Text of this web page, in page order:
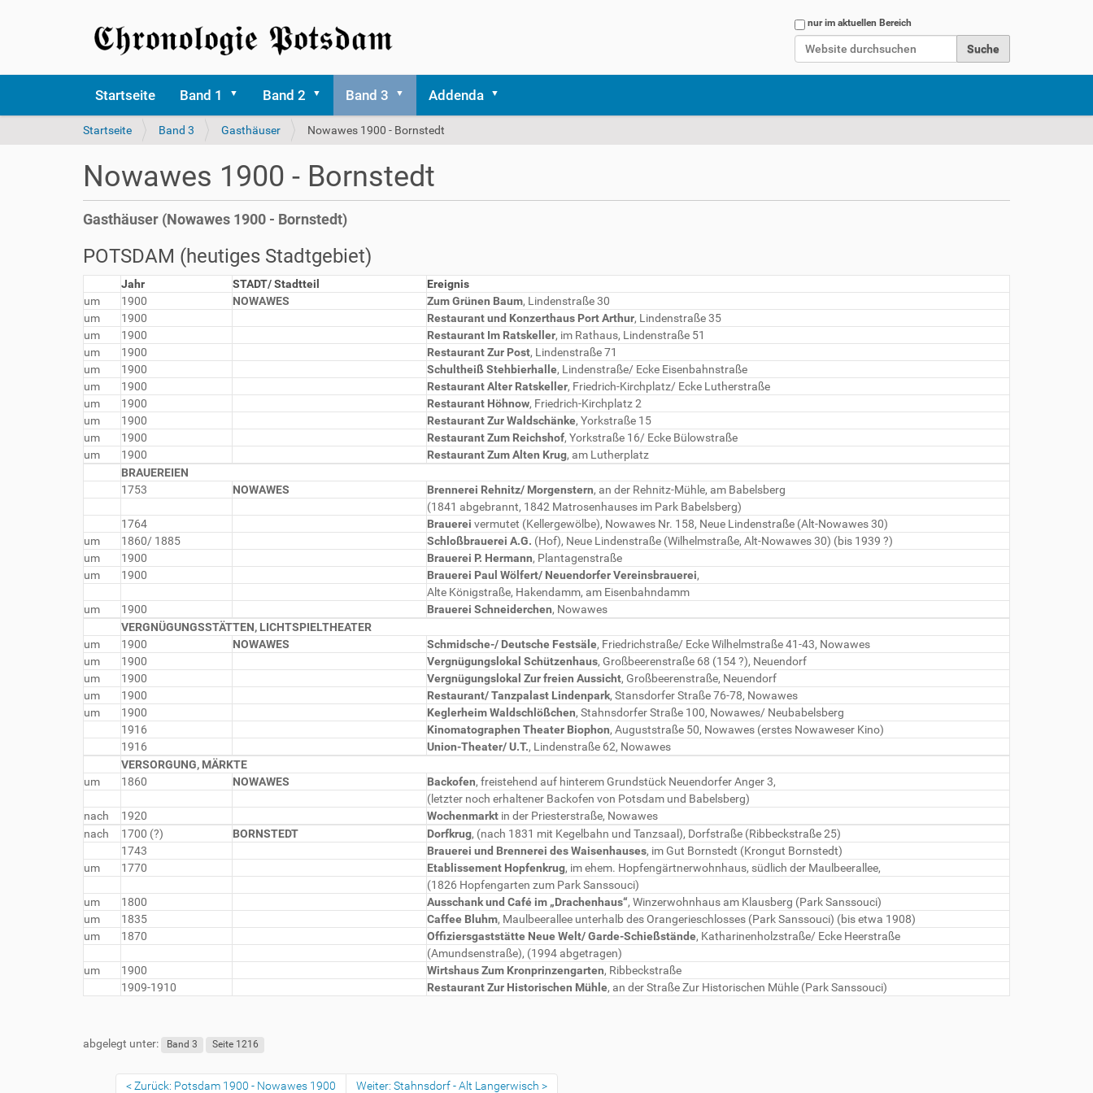
Website durchsuchen
nur im aktuellen Bereich
Startseite Band 1 Band 2 Band 3 Addenda
S
d
e
r
Startseite Band 3 Gasthäuser Nowawes 1900 - Bornstedt
Nowawes 1900 - Bornstedt
Gasthäuser (Nowawes 1900 - Bornstedt)
POTSDAM (heutiges Stadtgebiet)
Jahr STADT/ Stadtteil
Ereignis
um
1900 NOWAWES Zum Grünen Baum, Lindenstraße 30
um
1900 Restaurant und Konzerthaus Port Arthur, Lindenstraße 35
um
1900 Restaurant Im Ratskeller, im Rathaus, Lindenstraße 51
um
1900 Restaurant Zur Post, Lindenstraße 71
um
1900 Schultheiß Stehbierhalle, Lindenstraße/ Ecke Eisenbahnstraße
um
1900 Restaurant Alter Ratskeller, Friedrich-Kirchplatz/ Ecke Lutherstraße
um
1900 Restaurant Höhnow, Friedrich-Kirchplatz 2
um
1900 Restaurant Zur Waldschänke, Yorkstraße 15
um
1900 Restaurant Zum Reichshof, Yorkstraße 16/ Ecke Bülowstraße
um
1900 Restaurant Zum Alten Krug, am Lutherplatz
BRAUEREIEN
1753
NOWAWES Brennerei Rehnitz/ Morgenstern, an der Rehnitz-Mühle, am Babelsberg
(1841 abgebrannt, 1842 Matrosenhauses im Park Babelsberg)
1764
Brauerei vermutet (Kellergewölbe), Nowawes Nr. 158, Neue Lindenstraße (Alt-Nowawes 30)
um
1860/ 1885 Schloßbrauerei A.G. (Hof), Neue Lindenstraße (Wilhelmstraße, Alt-Nowawes 30) (bis 1939 ?)
um
1900 Brauerei P. Hermann, Plantagenstraße
um
1900 Brauerei Paul Wölfert/ Neuendorfer Vereinsbrauerei,
Alte Königstraße, Hakendamm, am Eisenbahndamm
um
1900 Brauerei Schneiderchen, Nowawes
VERGNÜGUNGSSTÄTTEN, LICHTSPIELTHEATER
um
1900 NOWAWES Schmidsche-/ Deutsche Festsäle, Friedrichstraße/ Ecke Wilhelmstraße 41-43, Nowawes
um
1900 Vergnügungslokal Schützenhaus, Großbeerenstraße 68 (154 ?), Neuendorf
um
1900 Vergnügungslokal Zur freien Aussicht, Großbeerenstraße, Neuendorf
um
1900 Restaurant/ Tanzpalast Lindenpark, Stansdorfer Straße 76-78, Nowawes
um
1900 Keglerheim Waldschlößchen, Stahnsdorfer Straße 100, Nowawes/ Neubabelsberg
1916
Kinomatographen Theater Biophon, Auguststraße 50, Nowawes (erstes Nowaweser Kino)
1916
Union-Theater/ U.T., Lindenstraße 62, Nowawes
VERSORGUNG, MÄRKTE
um
1860 NOWAWES Backofen, freistehend auf hinterem Grundstück Neuendorfer Anger 3,
(letzter noch erhaltener Backofen von Potsdam und Babelsberg)
nach
1920 Wochenmarkt in der Priesterstraße, Nowawes
nach
1700 (?) BORNSTEDT Dorfkrug, (nach 1831 mit Kegelbahn und Tanzsaal), Dorfstraße (Ribbeckstraße 25)
1743
Brauerei und Brennerei des Waisenhauses, im Gut Bornstedt (Krongut Bornstedt)
um
1770 Etablissement Hopfenkrug, im ehem. Hopfengärtnerwohnhaus, südlich der Maulbeerallee,
(1826 Hopfengarten zum Park Sanssouci)
um
1800 Ausschank und Café im „Drachenhaus“, Winzerwohnhaus am Klausberg (Park Sanssouci)
um
1835 Caffee Bluhm, Maulbeerallee unterhalb des Orangerieschlosses (Park Sanssouci) (bis etwa 1908)
um
1870 Offiziersgaststätte Neue Welt/ Garde-Schießstände, Katharinenholzstraße/ Ecke Heerstraße
(Amundsenstraße), (1994 abgetragen)
um
1900 Wirtshaus Zum Kronprinzengarten, Ribbeckstraße
1909-1910
Restaurant Zur Historischen Mühle, an der Straße Zur Historischen Mühle (Park Sanssouci)
abgelegt unter: Band 3 Seite 1216
Zurück: Potsdam 1900 - Nowawes 1900 Weiter: Stahnsdorf - Alt Langerwisch